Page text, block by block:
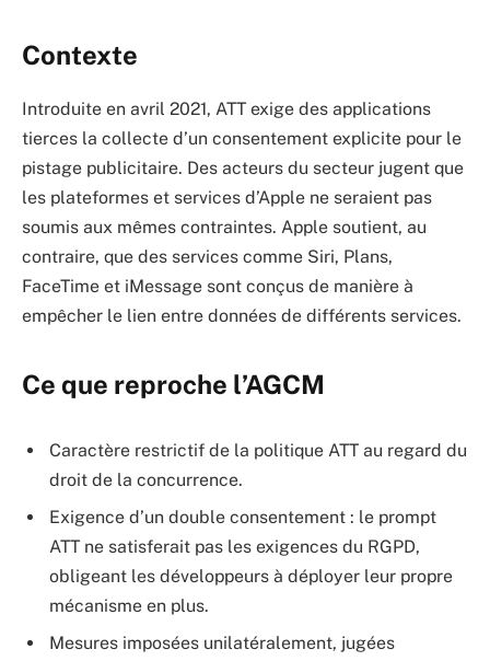
Contexte
Introduite en avril 2021, ATT exige des applications
tierces la collecte d’un consentement explicite pour le
pistage publicitaire. Des acteurs du secteur jugent que
les plateformes et services d’Apple ne seraient pas
soumis aux mêmes contraintes. Apple soutient, au
contraire, que des services comme Siri, Plans,
FaceTime et iMessage sont conçus de manière à
empêcher le lien entre données de différents services.
Ce que reproche l’AGCM
Caractère restrictif de la politique ATT au regard du
droit de la concurrence.
Exigence d’un double consentement : le prompt
ATT ne satisferait pas les exigences du RGPD,
obligeant les développeurs à déployer leur propre
mécanisme en plus.
Mesures imposées unilatéralement, jugées